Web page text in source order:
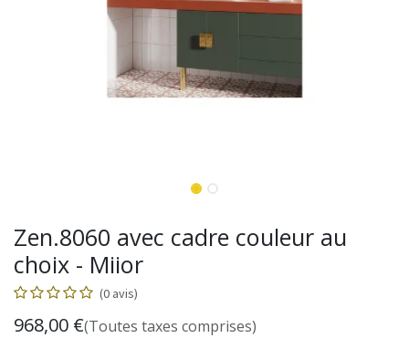
Zen.8060 avec cadre couleur au
choix - Miior
(0 avis)
968,00 €(Toutes taxes comprises)